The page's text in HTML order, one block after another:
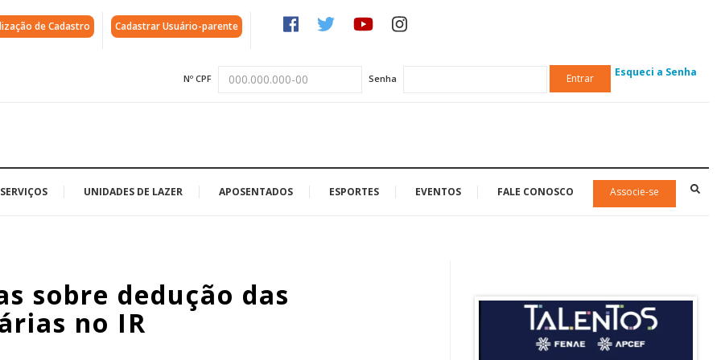
de Cadastro Cadastrar Usuário-parente
Nº CPF Senha Entrar Esqueci a Senha
SERVIÇOS UNIDADES DE LAZER APOSENTADOS ESPORTES EVENTOS FALE CONOSCO Associe-se
sobre dedução das
no IR